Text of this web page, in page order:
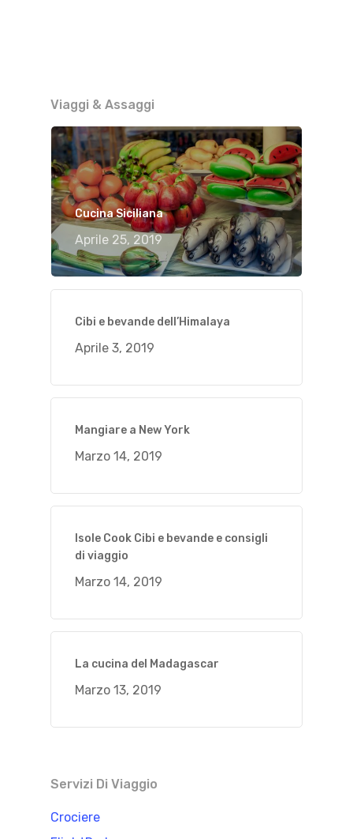
Viaggi & Assaggi
Cucina Siciliana
Aprile 25, 2019
Cibi e bevande dell’Himalaya
Aprile 3, 2019
Mangiare a New York
Marzo 14, 2019
Isole Cook Cibi e bevande e consigli
di viaggio
Marzo 14, 2019
La cucina del Madagascar
Marzo 13, 2019
Servizi Di Viaggio
Crociere